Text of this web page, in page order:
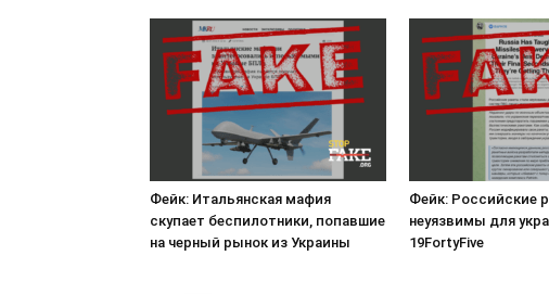
Фейк: Итальянская мафия
скупает беспилотники, попавшие
на черный рынок из Украины
Фейк: Российские
неуязвимы для
19FortyFive